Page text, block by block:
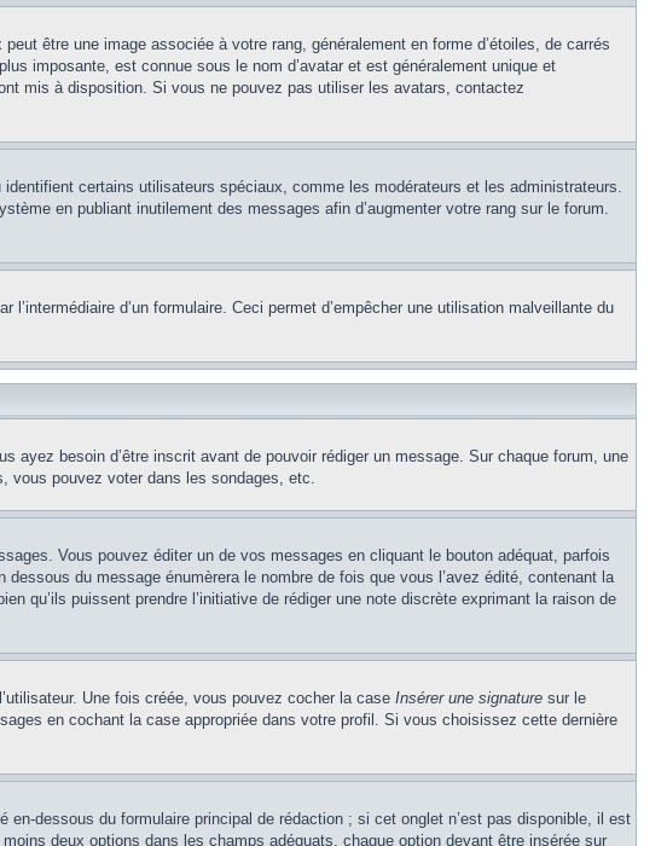
être une image associée à votre rang, généralement en forme d’étoiles, de carrés
imposante, est connue sous le nom d’avatar et est généralement unique et
mis à disposition. Si vous ne pouvez pas utiliser les avatars, contactez
certains utilisateurs spéciaux, comme les modérateurs et les administrateurs.
en publiant inutilement des messages afin d’augmenter votre rang sur le forum.
d’un formulaire. Ceci permet d’empêcher une utilisation malveillante du
ayez besoin d’être inscrit avant de pouvoir rédiger un message. Sur chaque forum, une
vous pouvez voter dans les sondages, etc.
Vous pouvez éditer un de vos messages en cliquant le bouton adéquat, parfois
du message énumèrera le nombre de fois que vous l’avez édité, contenant la
qu’ils puissent prendre l’initiative de rédiger une note discrète exprimant la raison de
Une fois créée, vous pouvez cocher la case Insérer une signature sur le
en cochant la case appropriée dans votre profil. Si vous choisissez cette dernière
en-dessous du formulaire principal de rédaction ; si cet onglet n’est pas disponible, il est
deux options dans les champs adéquats, chaque option devant être insérée sur